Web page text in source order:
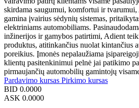
skirdama saugumui, komfortui ir
gamina įvairius sėdynių sistemas,
elektriniams automobiliams.
inžinerijos ir gamybos patirtimi, Adient
produktus, atitinkančius nuolat kintančius
poreikius. Įmonės nepalaužiama
klientų pasitenkinimui pelnė jai patikimo
pirmaujančių automobilių gamintojų
Pardavimo kursas Pirkimo kursas
BID 0.0000
ASK 0.0000